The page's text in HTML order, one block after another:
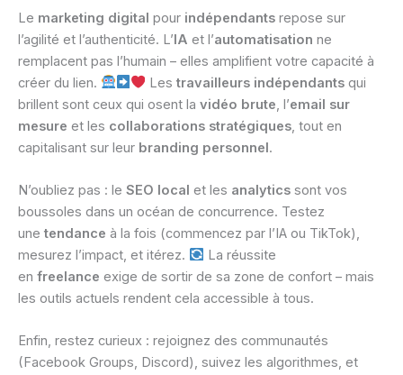
Le marketing digital pour indépendants repose sur
l’agilité et l’authenticité. L’IA et l’automatisation ne
remplacent pas l’humain – elles amplifient votre capacité à
créer du lien.
Les travailleurs indépendantsqui
brillent sont ceux qui osent la vidéo brute , l’email sur
mesure et les collaborations stratégiques , tout en
capitalisant sur leur branding personnel.
N’oubliez pas : le SEO local et les analytics sont vos
boussoles dans un océan de concurrence. Testez
une tendance à la fois (commencez par l’IA ou TikTok),
mesurez l’impact, et itérez.
La réussite
en freelance exige de sortir de sa zone de confort – mais
les outils actuels rendent cela accessible à tous.
Enfin, restez curieux : rejoignez des communautés
(Facebook Groups, Discord), suivez les algorithmes, et